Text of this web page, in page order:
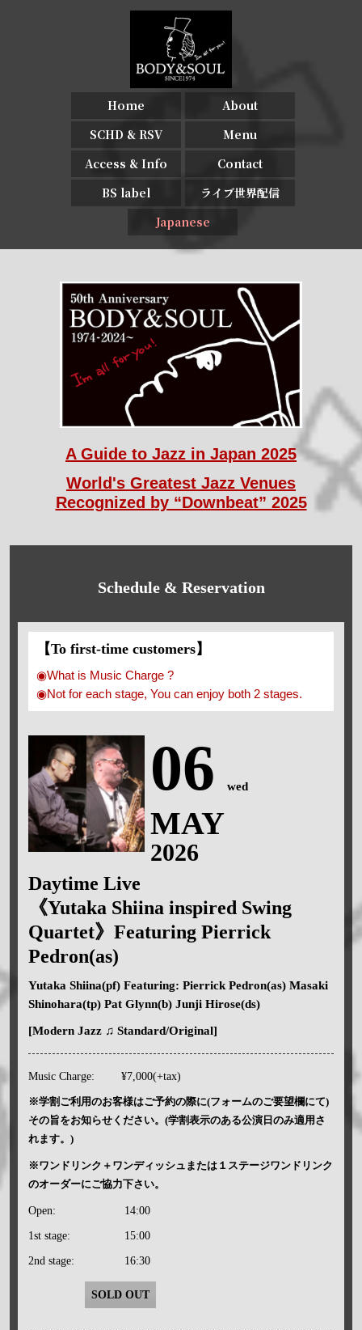
Home
About
SCHD & RSV
Menu
Access & Info
Contact
BS label
ライブ世界配信
Japanese
A Guide to Jazz in Japan 2025
World's Greatest Jazz Venues
Recognized by “Downbeat” 2025
Schedule & Reservation
【To first-time customers】
◉What is Music Charge ?
◉Not for each stage, You can enjoy both 2 stages.
06 wed
MAY
2026
Daytime Live
《Yutaka Shiina inspired Swing
Quartet》Featuring Pierrick
Pedron(as)
Yutaka Shiina(pf) Featuring: Pierrick Pedron(as) Masaki
Shinohara(tp) Pat Glynn(b) Junji Hirose(ds)
[Modern Jazz ♫ Standard/Original]
Music Charge: ¥7,000(+tax)
※学割ご利用のお客様はご予約の際に(フォームのご要望欄にて)
その旨をお知らせください。(学割表示のある公演日のみ適用さ
れます。)
※ワンドリンク＋ワンディッシュまたは１ステージワンドリンク
のオーダーにご協力下さい。
Open: 14:00
1st stage: 15:00
2nd stage: 16:30
SOLD OUT